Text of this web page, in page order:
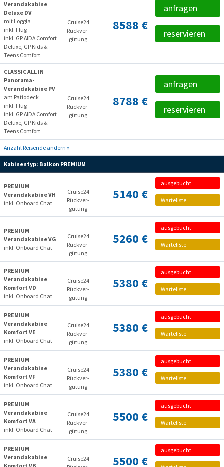
Verandakabine
Deluxe DV
mit Loggia
inkl. Flug
inkl. GP AIDA Comfort
Deluxe, GP Kids &
Teens Comfort
Cruise24
Rückver­
gütung
8588 €
anfragen
reservieren
CLASSIC ALL IN
Panorama-
Verandakabine PV
am Patiodeck
inkl. Flug
inkl. GP AIDA Comfort
Deluxe, GP Kids &
Teens Comfort
Cruise24
Rückver­
gütung
8788 €
anfragen
reservieren
Anzahl Reisende ändern »
Kabinentyp: Balkon PREMIUM
PREMIUM
Verandakabine VH
inkl. Onboard Chat
Cruise24
Rückver­
gütung
5140 €
ausgebucht
Warteliste
PREMIUM
Verandakabine VG
inkl. Onboard Chat
Cruise24
Rückver­
gütung
5260 €
ausgebucht
Warteliste
PREMIUM
Verandakabine
Komfort VD
inkl. Onboard Chat
Cruise24
Rückver­
gütung
5380 €
ausgebucht
Warteliste
PREMIUM
Verandakabine
Komfort VE
inkl. Onboard Chat
Cruise24
Rückver­
gütung
5380 €
ausgebucht
Warteliste
PREMIUM
Verandakabine
Komfort VF
inkl. Onboard Chat
Cruise24
Rückver­
gütung
5380 €
ausgebucht
Warteliste
PREMIUM
Verandakabine
Komfort VA
inkl. Onboard Chat
Cruise24
Rückver­
gütung
5500 €
ausgebucht
Warteliste
PREMIUM
Verandakabine
Cruise24
5500 €
ausgebucht